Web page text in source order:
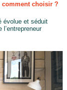
comment choisir ?
évolue et séduit
l’entrepreneur